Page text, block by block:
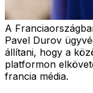
A
Pavel Durov
állítani, hogy a
platformon
francia média.